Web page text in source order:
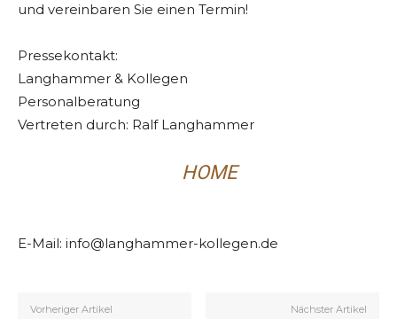
und vereinbaren Sie einen Termin!
Pressekontakt:
Langhammer & Kollegen
Personalberatung
Vertreten durch: Ralf Langhammer
HOME
E-Mail: info@langhammer-kollegen.de
Vorheriger Artikel Nächster Artikel